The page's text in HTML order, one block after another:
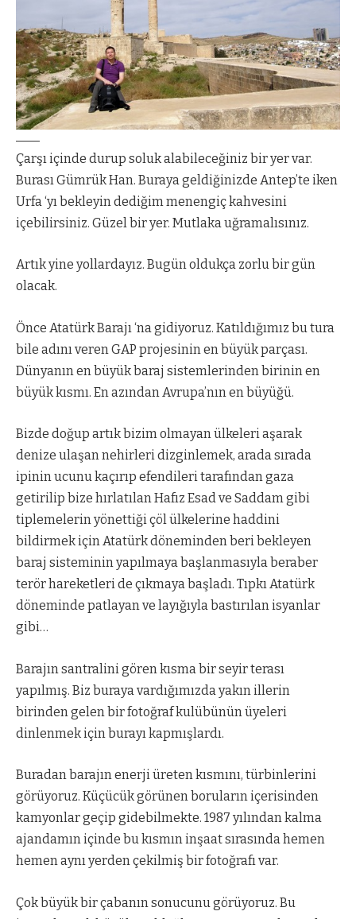
Çarşı içinde durup soluk alabileceğiniz bir yer var.
Burası Gümrük Han. Buraya geldiğinizde Antep’te iken
Urfa ‘yı bekleyin dediğim menengiç kahvesini
içebilirsiniz. Güzel bir yer. Mutlaka uğramalısınız.
Artık yine yollardayız. Bugün oldukça zorlu bir gün
olacak.
Önce Atatürk Barajı ‘na gidiyoruz. Katıldığımız bu tura
bile adını veren GAP projesinin en büyük parçası.
Dünyanın en büyük baraj sistemlerinden birinin en
büyük kısmı. En azından Avrupa’nın en büyüğü.
Bizde doğup artık bizim olmayan ülkeleri aşarak
denize ulaşan nehirleri dizginlemek, arada sırada
ipinin ucunu kaçırıp efendileri tarafından gaza
getirilip bize hırlatılan Hafız Esad ve Saddam gibi
tiplemelerin yönettiği çöl ülkelerine haddini
bildirmek için Atatürk döneminden beri bekleyen
baraj sisteminin yapılmaya başlanmasıyla beraber
terör hareketleri de çıkmaya başladı. Tıpkı Atatürk
döneminde patlayan ve layığıyla bastırılan isyanlar
gibi…
Barajın santralini gören kısma bir seyir terası
yapılmış. Biz buraya vardığımızda yakın illerin
birinden gelen bir fotoğraf kulübünün üyeleri
dinlenmek için burayı kapmışlardı.
Buradan barajın enerji üreten kısmını, türbinlerini
görüyoruz. Küçücük görünen boruların içerisinden
kamyonlar geçip gidebilmekte. 1987 yılından kalma
ajandamın içinde bu kısmın inşaat sırasında hemen
hemen aynı yerden çekilmiş bir fotoğrafı var.
Çok büyük bir çabanın sonucunu görüyoruz. Bu